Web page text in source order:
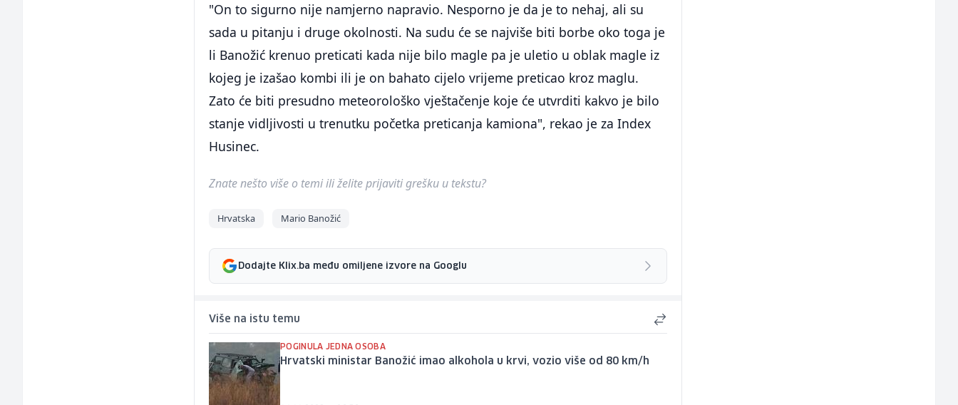
"On to sigurno nije namjerno napravio. Nesporno je da je to nehaj, ali su
sada u pitanju i druge okolnosti. Na sudu će se najviše biti borbe oko toga je
li Banožić krenuo preticati kada nije bilo magle pa je uletio u oblak magle iz
kojeg je izašao kombi ili je on bahato cijelo vrijeme preticao kroz maglu.
Zato će biti presudno meteorološko vještačenje koje će utvrditi kakvo je bilo
stanje vidljivosti u trenutku početka preticanja kamiona", rekao je za Index
Husinec.
Znate nešto više o temi ili želite prijaviti grešku u tekstu?
Hrvatska Mario Banožić
Dodajte Klix.ba među omiljene izvore na Googlu
Više na istu temu
POGINULA JEDNA OSOBA
Hrvatski ministar Banožić imao alkohola u krvi, vozio više od 80 km/h